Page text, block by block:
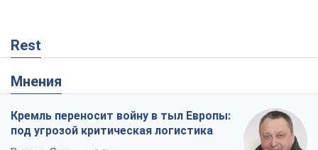
Rest
Мнения
Кремль переносит войну в тыл Европы:
под угрозой критическая логистика